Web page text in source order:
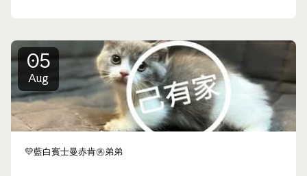
05
Aug
💛藍白賓士曼赤肯㊚弟弟